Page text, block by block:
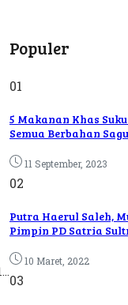
Populer
01
5 Makanan Khas
Semua Berbahan Sagu
11 September, 2023
02
Putra Haerul Saleh,
Pimpin PD Satria
10 Maret, 2022
03